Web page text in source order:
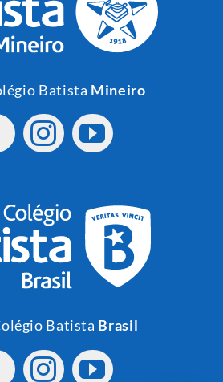
Batista Mineiro
Batista Brasil